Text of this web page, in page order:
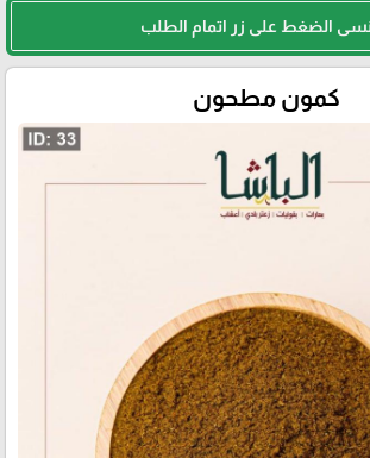
الضغط على زر اتمام الطلب
كمون مطحون